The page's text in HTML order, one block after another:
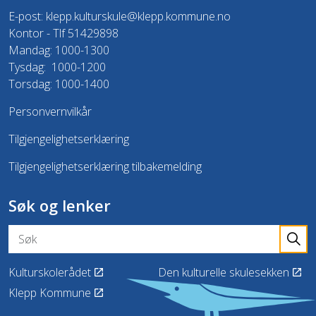
E-post: klepp.kulturskule@klepp.kommune.no
Kontor - Tlf 51429898
Mandag: 1000-1300
Tysdag: 1000-1200
Torsdag: 1000-1400
Personvernvilkår
Tilgjengelighetserklæring
Tilgjengelighetserklæring tilbakemelding
Søk og lenker
Kulturskolerådet
Den kulturelle skulesekken
Klepp Kommune